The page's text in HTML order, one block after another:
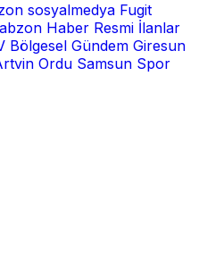
sosyalmedya Fugit
Haber Resmi İlanlar
Bölgesel Gündem Giresun
Ordu Samsun Spor